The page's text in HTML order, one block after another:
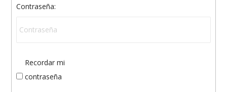
Contraseña:
Recordar mi
contraseña